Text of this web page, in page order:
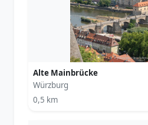
Alte Mainbrücke
Würzburg
0,5 km